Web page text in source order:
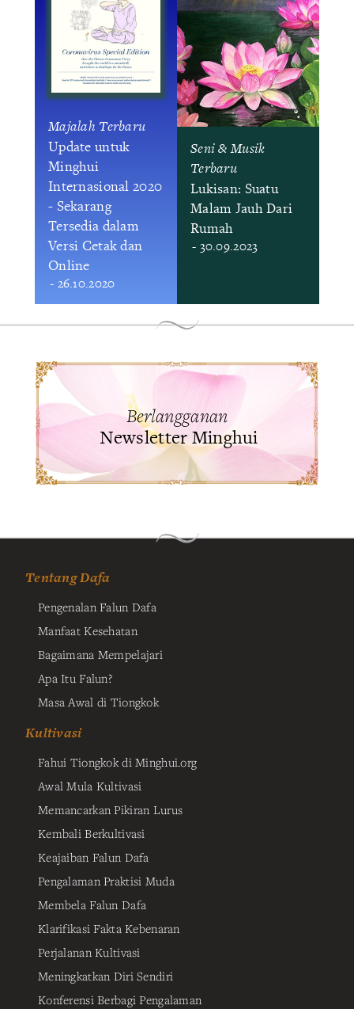
Majalah Terbaru
Update untuk
Minghui
Internasional 2020
- Sekarang
Tersedia dalam
Versi Cetak dan
Online
- 26.10.2020
Seni & Musik
Terbaru
Lukisan: Suatu
Malam Jauh Dari
Rumah
- 30.09.2023
Berlangganan
Newsletter Minghui
Tentang Dafa
Pengenalan Falun Dafa
Manfaat Kesehatan
Bagaimana Mempelajari
Apa Itu Falun?
Masa Awal di Tiongkok
Kultivasi
Fahui Tiongkok di Minghui.org
Awal Mula Kultivasi
Memancarkan Pikiran Lurus
Kembali Berkultivasi
Keajaiban Falun Dafa
Pengalaman Praktisi Muda
Membela Falun Dafa
Klarifikasi Fakta Kebenaran
Perjalanan Kultivasi
Meningkatkan Diri Sendiri
Konferensi Berbagi Pengalaman